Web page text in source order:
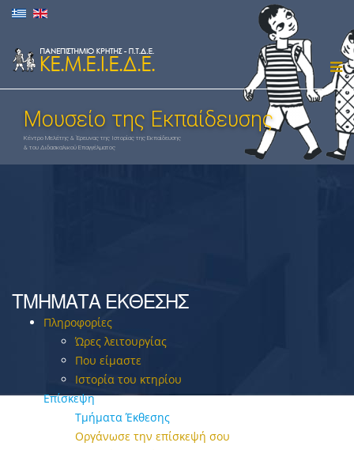
Μουσείο της Εκπαίδευσης
ΤΜΉΜΑΤΑ ΈΚΘΕΣΗΣ
Πληροφορίες
Ώρες λειτουργίας
Που είμαστε
Ιστορία του κτηρίου
Επίσκεψη
Τμήματα Έκθεσης
Οργάνωσε την επίσκεψή σου